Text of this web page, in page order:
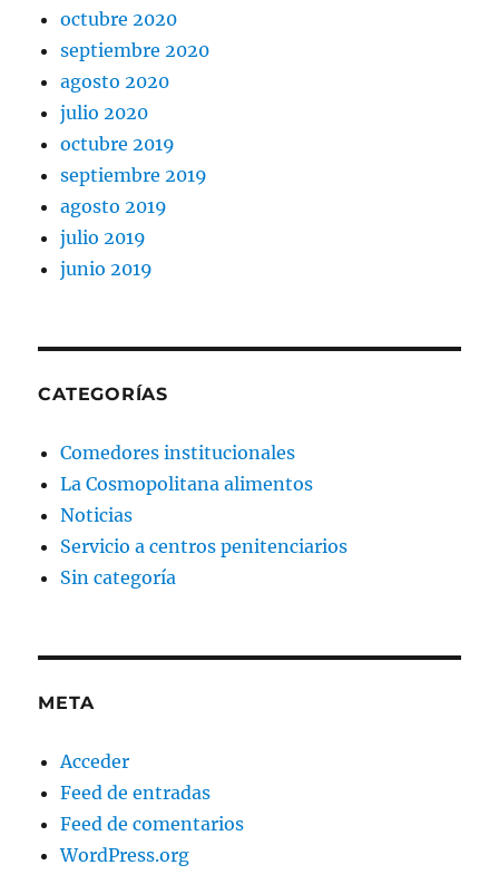
octubre 2020
septiembre 2020
agosto 2020
julio 2020
octubre 2019
septiembre 2019
agosto 2019
julio 2019
junio 2019
CATEGORÍAS
Comedores institucionales
La Cosmopolitana alimentos
Noticias
Servicio a centros penitenciarios
Sin categoría
META
Acceder
Feed de entradas
Feed de comentarios
WordPress.org